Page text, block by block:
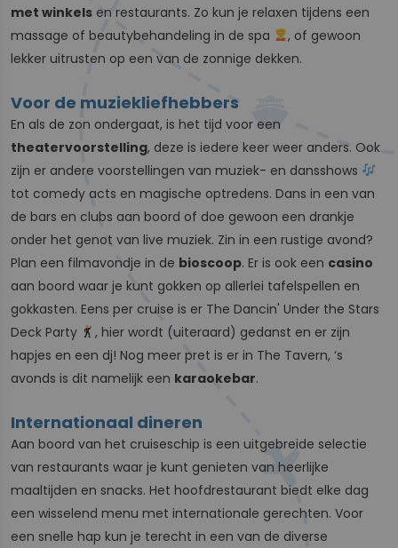
met winkels en restaurants. Zo kun je relaxen tijdens een
massage of beautybehandeling in de spa
, of gewoon
lekker uitrusten op een van de zonnige dekken.
Voor de muziekliefhebbers
En als de zon ondergaat, is het tijd voor een
theatervoorstelling, deze is iedere keer weer anders. Ook
zijn er andere voorstellingen van muziek- en dansshows
tot comedy acts en magische optredens. Dans in een van
de bars en clubs aan boord of doe gewoon een drankje
onder het genot van live muziek. Zin in een rustige avond?
Plan een filmavondje in de bioscoop. Er is ook een casino
aan boord waar je kunt gokken op allerlei tafelspellen en
gokkasten. Eens per cruise is er The Dancin' Under the Stars
Deck Party
, hier wordt (uiteraard) gedanst en er zijn
hapjes en een dj! Nog meer pret is er in The Tavern, ‘s
avonds is dit namelijk een karaokebar.
Internationaal dineren
Aan boord van het cruiseschip is een uitgebreide selectie
van restaurants waar je kunt genieten van heerlijke
maaltijden en snacks. Het hoofdrestaurant biedt elke dag
een wisselend menu met internationale gerechten. Voor
een snelle hap kun je terecht in een van de diverse